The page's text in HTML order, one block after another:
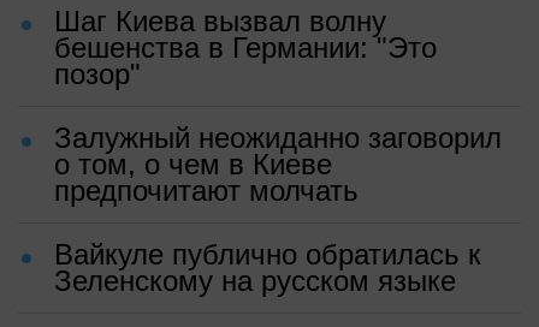
Шаг Киева вызвал волну
бешенства в Германии: "Это
позор"
Залужный неожиданно заговорил
о том, о чем в Киеве
предпочитают молчать
Вайкуле публично обратилась к
Зеленскому на русском языке